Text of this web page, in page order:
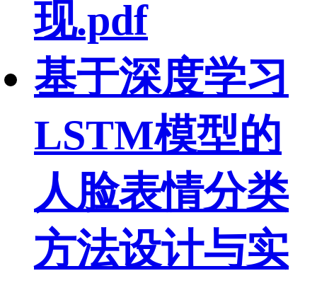
现.pdf
基于深度学习
LSTM模型的
人脸表情分类
方法设计与实